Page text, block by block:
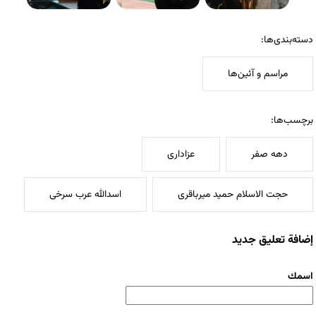
دسته‌بندی‌ها:
مراسم و آئین‌ها
برچسب‌ها:
دهه صفر عزاداری
حجت الاسلام حمید میرباقری اسدالله عرب سرخی
إضافة تعليق جديد
‏اسمك ‏